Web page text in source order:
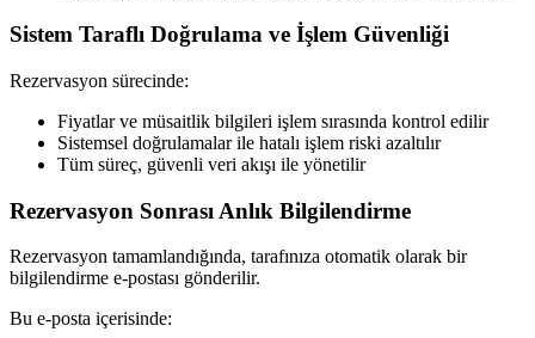
Sistem Taraflı Doğrulama ve İşlem Güvenliği
Rezervasyon sürecinde:
Fiyatlar ve müsaitlik bilgileri işlem sırasında kontrol edilir
Sistemsel doğrulamalar ile hatalı işlem riski azaltılır
Tüm süreç, güvenli veri akışı ile yönetilir
Rezervasyon Sonrası Anlık Bilgilendirme
Rezervasyon tamamlandığında, tarafınıza otomatik olarak bir
bilgilendirme e-postası gönderilir.
Bu e-posta içerisinde: